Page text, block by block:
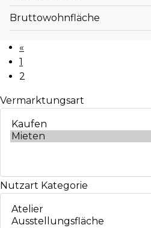
Bruttowohnfläche
«
1
2
Vermarktungsart
Nutzart Kategorie